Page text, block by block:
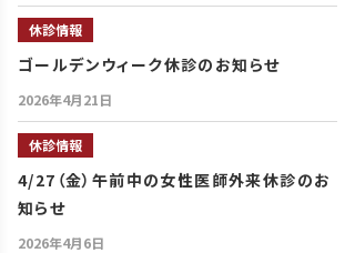
休診情報
ゴールデンウィーク休診のお知らせ
2026年4月21日
休診情報
4/27（金）午前中の女性医師外来休診のお
知らせ
2026年4月6日